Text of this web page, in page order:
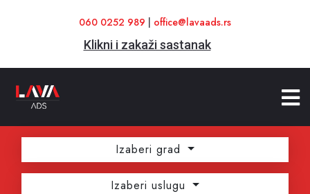
060 0252 989 office@lavaads.rs
Klikni i zakaži sastanak
Izaberi grad
Izaberi uslugu